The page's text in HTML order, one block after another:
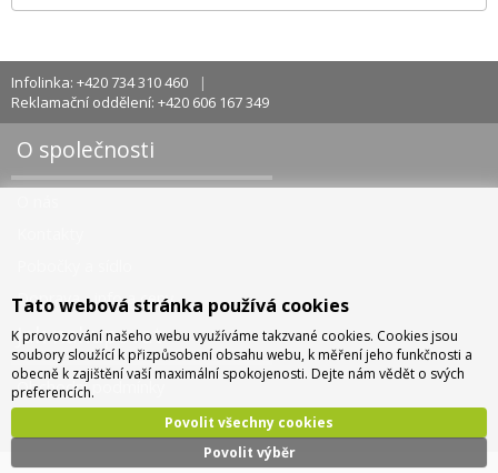
Infolinka: +420 734 310 460
Reklamační oddělení: +420 606 167 349
O společnosti
Doprava - info a ceny
Jak nakupovat
Obchodní podmínky
Tato webová stránka používá cookies
K provozování našeho webu využíváme takzvané cookies. Cookies jsou
soubory sloužící k přizpůsobení obsahu webu, k měření jeho funkčnosti a
obecně k zajištění vaší maximální spokojenosti. Dejte nám vědět o svých
preferencích.
Povolit výběr
Povolit všechny cookies